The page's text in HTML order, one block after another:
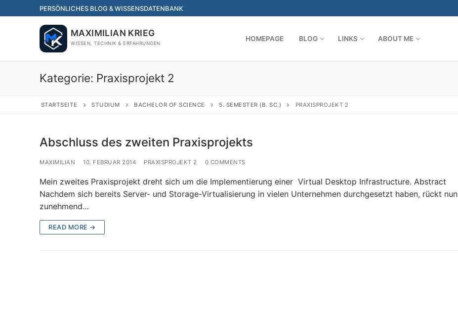
to
PERSÖNLICHES BLOG & WISSENSDATENBANK
MAXIMILIAN KRIEG
WISSEN, TECHNIK & ERFAHRUNGEN
HOMEPAGE BLOG LINKS ABOUT ME
Kategorie: Praxisprojekt 2
STARTSEITE STUDIUM BACHELOR OF SCIENCE 5. SEMESTER (B. SC.) PRAXISPROJEKT 2
Abschluss des zweiten Praxisprojekts
MAXIMILIAN 10. FEBRUAR 2014 PRAXISPROJEKT 2 0 COMMENTS
Mein zweites Praxisprojekt dreht sich um die Implementierung einer Virtual Desktop Infrastructure. Abstract
Nachdem sich bereits Server- und Storage-Virtualisierung in vielen Unternehmen durchgesetzt haben, rückt nun
zunehmend…
READ MORE →